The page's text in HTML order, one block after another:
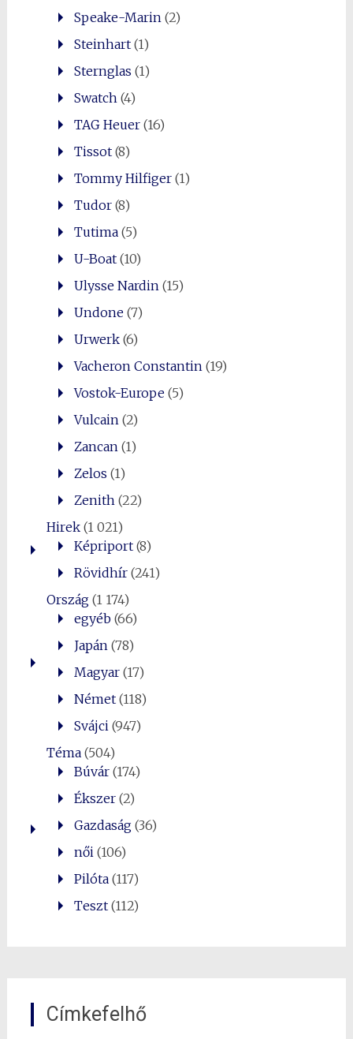
Speake-Marin (2)
Steinhart(1)
Sternglas (1)
Swatch (4)
TAG Heuer(16)
Tissot(8)
Tommy Hilfiger(1)
Tudor(8)
Tutima(5)
U-Boat(10)
Ulysse Nardin (15)
Undone(7)
Urwerk(6)
Vacheron Constantin (19)
Vostok-Europe(5)
Vulcain (2)
Zancan (1)
Zelos (1)
Zenith (22)
Hirek(1 021)
Képriport(8)
Rövidhír(241)
Ország(1 174)
egyéb(66)
Japán (78)
Magyar(17)
Német(118)
Svájci (947)
Téma(504)
Búvár(174)
Ékszer(2)
Gazdaság(36)
női (106)
Pilóta(117)
Teszt(112)
Címkefelhő